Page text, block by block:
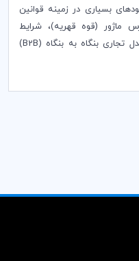
بسیاری در زمینه قوانین
ماژور (قوه قهریه)، شرایط
محرمانه و فروش بین‌المللی از طریق مدل تجاری بنگاه به بنگاه (B2B)